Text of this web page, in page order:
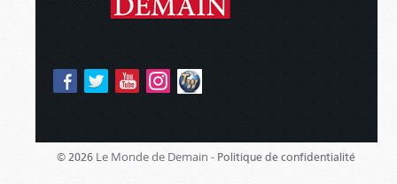
© 2026 Le Monde de Demain - Politique de confidentialité